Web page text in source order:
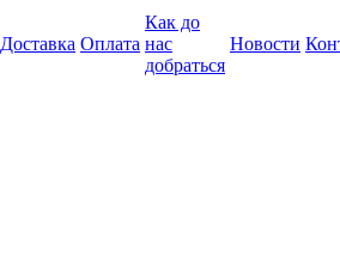
Доставка Оплата
Как до
нас
добраться
Новости